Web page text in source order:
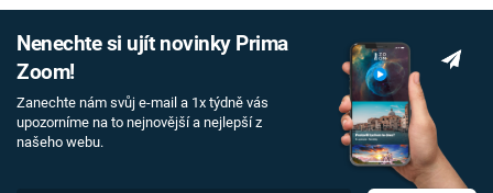
Nenechte si ujít novinky Prima
Zoom!
Zanechte nám svůj e-mail a 1x týdně vás
upozorníme na to nejnovější a nejlepší z
našeho webu.